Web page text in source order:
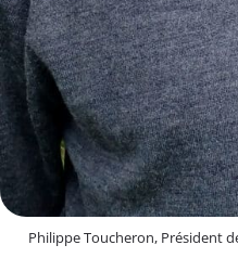
Philippe Toucheron, Président